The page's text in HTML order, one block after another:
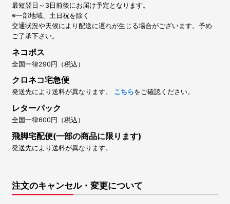
最短翌日～3日前後にお届け予定となります。
※一部地域、土日祝を除く
交通状況や天候により配送に遅れが生じる場合がございます。予め
ご了承下さい。
ネコポス
全国一律290円（税込）
クロネコ宅急便
発送先により送料が異なります。 こちらをご確認ください。
レターパック
全国一律600円（税込）
飛脚宅配便(一部の商品に限ります)
発送先により送料が異なります。
注文のキャンセル・変更について